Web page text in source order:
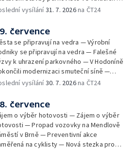
o lokalitu lesa v Rožnově pod
— Kybernetický incident na
univerzitě — Slavnostní
absolventů Univerzity obran —
kurzy umění pro mladé — Mobilní
pomáhají na poli
vysílání31. 7. 2026na ČT24
července
se připravují na vedra — Výrobní
se připravují na vedra — Falešné
k uhrazení parkovného — V Hodoníně
modernizaci smuteční síně —
toalety u dětských hřišť —
nákupního domu Letná — Končí 52.
Letní filmové školy — 3. ročník
akce Stůl ve středu — Cesta na
paliativní péče
vysílání30. 7. 2026na ČT24
července
o výběr hotovosti — Zájem o výběr
— Propad vozovky na Mendlově
v Brně — Preventivní akce
na cyklisty — Nová stezka pro